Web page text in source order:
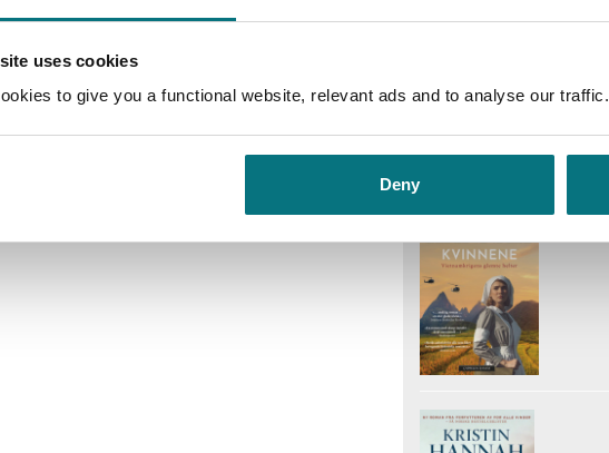
uses cookies
to give you a functional website, relevant ads and to analyse our traffic.
Deny
(...); sterke karakterer, handling og følelser,
roman?" Isabel Allende